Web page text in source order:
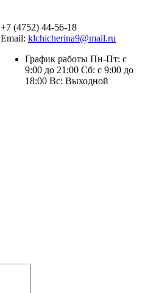
+7 (4752) 44-56-18
Email: klchicherina9@mail.ru
График работы Пн-Пт: с
9:00 до 21:00 Сб: с 9:00 до
18:00 Вс: Выходной